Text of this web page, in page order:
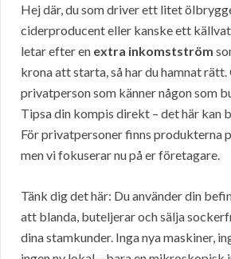
Hej där, du som driver ett litet
ciderproducent eller kanske ett
letar efter en extra inkomstström
krona att starta, så har du hamnat rätt.
privatperson som känner någon som
Tipsa din kompis direkt – det här kan
För privatpersoner finns produkterna
men vi fokuserar nu på er företagare.
Tänk dig det här: Du använder din
att blanda, buteljerar och sälja
dina stamkunder. Inga nya maskiner,